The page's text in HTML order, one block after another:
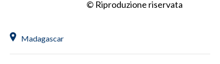
© Riproduzione riservata
Madagascar